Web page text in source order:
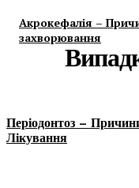
Акрокефалія –
захворювання
Періодонтоз –
Лікування